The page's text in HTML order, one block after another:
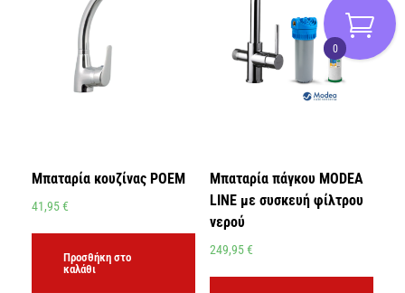
Μπαταρία κουζίνας POEM
41,95€
Προσθήκη στο
καλάθι
Μπαταρία πάγκου MODEA
LINE με συσκευή φίλτρου
νερού
249,95€
0